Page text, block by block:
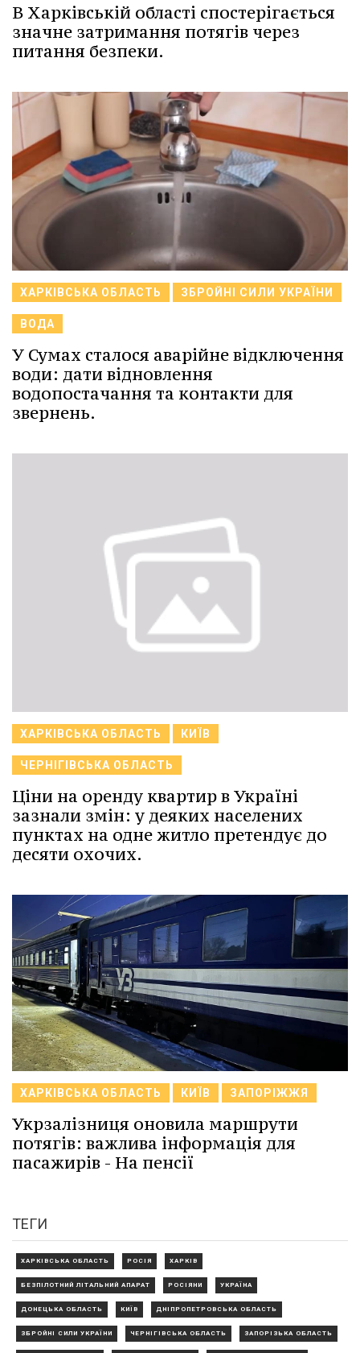
В Харківській області спостерігається
значне затримання потягів через
питання безпеки.
ХАРКІВСЬКА ОБЛАСТЬ ЗБРОЙНІ СИЛИ УКРАЇНИ
ВОДА
У Сумах сталося аварійне відключення
води: дати відновлення
водопостачання та контакти для
звернень.
ХАРКІВСЬКА ОБЛАСТЬ КИЇВ
ЧЕРНІГІВСЬКА ОБЛАСТЬ
Ціни на оренду квартир в Україні
зазнали змін: у деяких населених
пунктах на одне житло претендує до
десяти охочих.
ХАРКІВСЬКА ОБЛАСТЬ КИЇВ ЗАПОРІЖЖЯ
Укрзалізниця оновила маршрути
потягів: важлива інформація для
пасажирів - На пенсії
ТЕГИ
ХАРКІВСЬКА ОБЛАСТЬ РОСІЯ ХАРКІВ
БЕЗПІЛОТНИЙ ЛІТАЛЬНИЙ АПАРАТ РОСІЯНИ УКРАЇНА
ДОНЕЦЬКА ОБЛАСТЬ КИЇВ ДНІПРОПЕТРОВСЬКА ОБЛАСТЬ
ЗБРОЙНІ СИЛИ УКРАЇНИ ЧЕРНІГІВСЬКА ОБЛАСТЬ ЗАПОРІЗЬКА ОБЛАСТЬ